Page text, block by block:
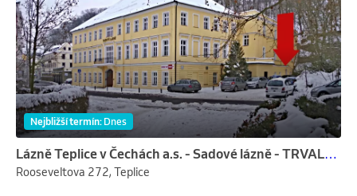
Nejbližší termín: Dnes
Lázně Teplice v Čechách a.s. - Sadové lázně - TRVALE UZAVŘENO
Rooseveltova 272, Teplice